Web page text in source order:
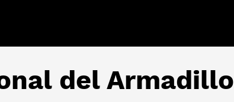
del Armadillo